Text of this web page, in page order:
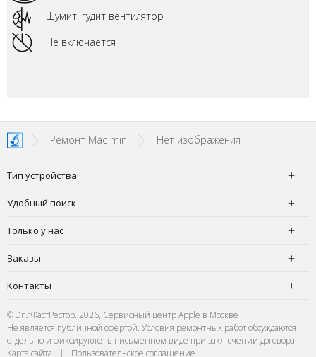
Шумит, гудит вентилятор
Не включается
Ремонт Mac mini Нет изображения
Тип устройства
Удобный поиск
Только у нас
Заказы
Контакты
© ЭплФастРестор. 2026, Сервисный центр Apple в Москве
Не является публичной офертой. Условия ремонтных работ обсуждаются
отдельно и фиксируются в письменном виде при заключении договора.
Карта сайта
| Пользовательское соглашение